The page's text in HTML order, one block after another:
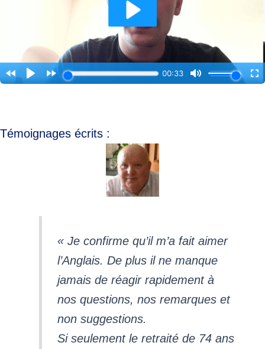
Témoignages écrits :
« Je confirme qu’il m’a fait aimer
l’Anglais. De plus il ne manque
jamais de réagir rapidement à
nos questions, nos remarques et
non suggestions.
Si seulement le retraité de 74 ans